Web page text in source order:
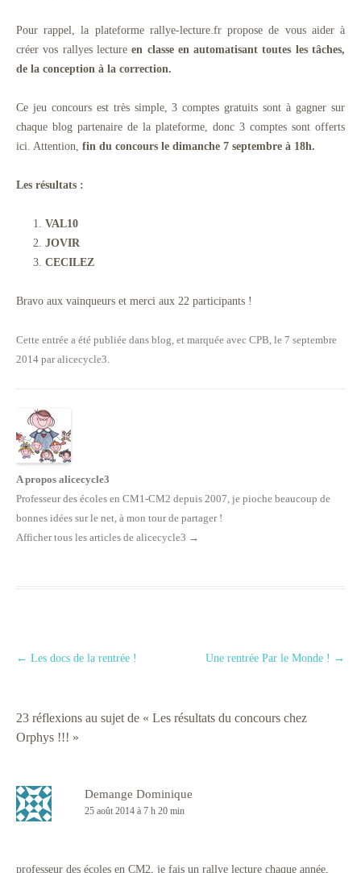
Pour rappel, la plateforme rallye-lecture.fr propose de vous aider à
créer vos rallyes lectureen classe en automatisant toutes les tâches,
de la conception à la correction.
Ce jeu concours est très simple, 3 comptes gratuits sont à gagner sur
chaque blog partenaire de la plateforme, donc 3 comptes sont offerts
ici. Attention, fin du concours le dimanche 7 septembre à 18h.
Les résultats :
VAL10
JOVIR
CECILEZ
Bravo aux vainqueurs et merci aux 22 participants !
Cette entrée a été publiée dans blog, et marquée avec CPB, le 7 septembre
2014 paralicecycle3.
A propos alicecycle3
Professeur des écoles en CM1-CM2 depuis 2007, je pioche beaucoup de
bonnes idées sur le net, à mon tour de partager !
Afficher tous les articles de alicecycle3 →
Navigation des articles
← Les docs de la rentrée ! Une rentrée Par le Monde ! →
23 réflexions au sujet de « Les résultats du concours chez
Orphys !!! »
Demange Dominique
25 août 2014 à 7 h 20 min
professeur des écoles en CM2, je fais un rallye lecture chaque année,